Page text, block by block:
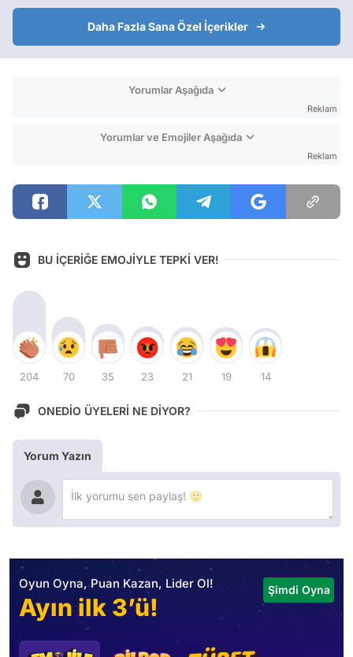
Daha Fazla Sana Özel İçerikler
Yorumlar Aşağıda
Reklam
Yorumlar ve Emojiler Aşağıda
Reklam
BU İÇERİĞE EMOJİYLE TEPKİ VER!
204 70 35 23 21 19 14
ONEDİO ÜYELERİ NE DİYOR?
Yorum Yazın
Oyun Oyna, Puan Kazan, Lider Ol!
Ayın ilk 3’ü!
Şimdi Oyna